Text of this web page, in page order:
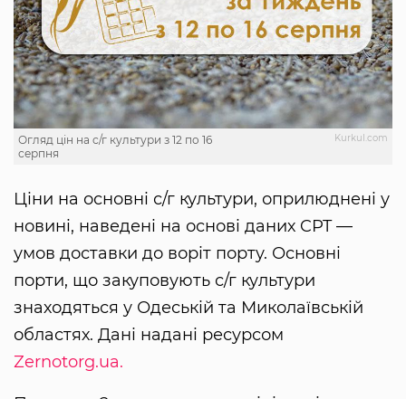
Kurkul.com
Огляд цін на с/г культури з 12 по 16
серпня
Ціни на основні с/г культури, оприлюднені у
новині, наведені на основі даних CPT —
умов доставки до воріт порту. Основні
порти, що закуповують с/г культури
знаходяться у Одеській та Миколаївській
областях. Дані надані ресурсом
Zernotorg.ua.